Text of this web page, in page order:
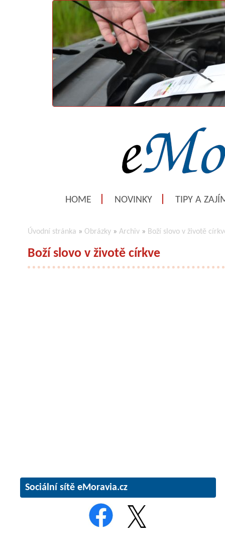
HOME NOVINKY TIPY A
Úvodní stránka » Obrázky » Archiv » Boží slovo v životě
Boží slovo v životě církve
Sociální sítě eMoravia.cz